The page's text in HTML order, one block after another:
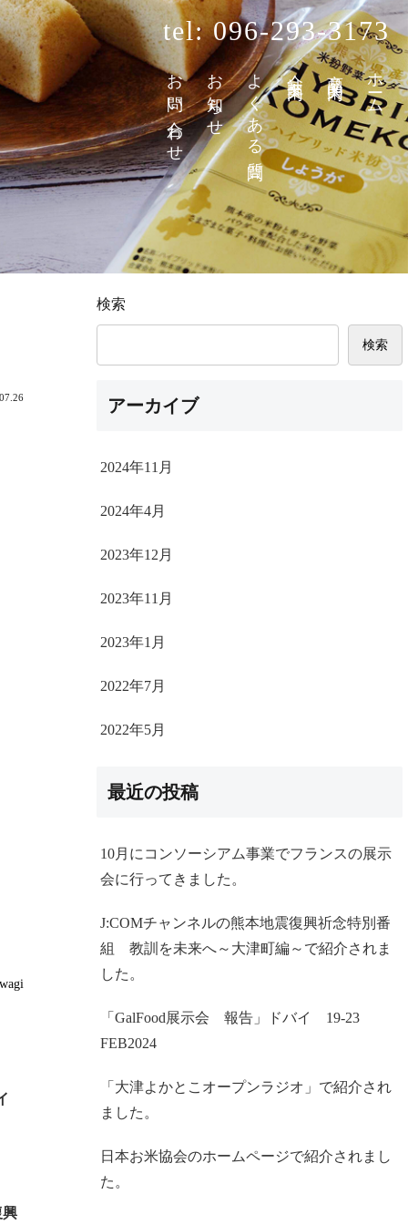
ホーム
商品案内
会社案内
よくある質問
お知らせ
お問い合わせ
tel: 096-293-3173
検索
検索
アーカイブ
2024年11月
2024年4月
2023年12月
2023年11月
2023年1月
2022年7月
2022年5月
最近の投稿
10月にコンソーシアム事業でフランスの展示
会に行ってきました。
J:COMチャンネルの熊本地震復興祈念特別番
組 教訓を未来へ～大津町編～で紹介されま
した。
「GalFood展示会 報告」ドバイ 19-23
FEB2024
「大津よかとこオープンラジオ」で紹介され
ました。
日本お米協会のホームページで紹介されまし
た。